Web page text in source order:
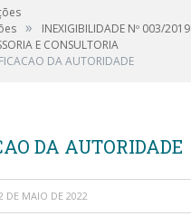
»
INEXIGIBILIDADE Nº 003/2019
E CONSULTORIA
DA AUTORIDADE
DA AUTORIDADE
DE MAIO DE 2022